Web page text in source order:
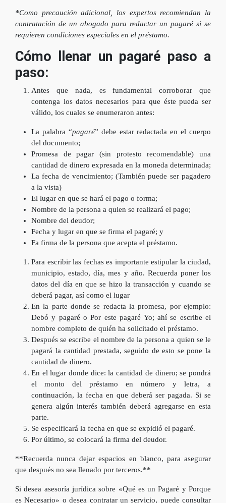
*Como precaución adicional, los expertos recomiendan la
contratación de un abogado para redactar un pagaré si se
requieren condiciones especiales en el préstamo.
Cómo llenar un pagaré paso a
paso:
Antes que nada, es fundamental corroborar que
contenga los datos necesarios para que éste pueda ser
válido, los cuales se enumeraron antes:
La palabra “pagaré” debe estar redactada en el cuerpo
del documento;
Promesa de pagar (sin protesto recomendable) una
cantidad de dinero expresada en la moneda determinada;
La fecha de vencimiento; (También puede ser pagadero
a la vista)
El lugar en que se hará el pago o forma;
Nombre de la persona a quien se realizará el pago;
Nombre del deudor;
Fecha y lugar en que se firma el pagaré; y
Fa firma de la persona que acepta el préstamo.
Para escribir las fechas es importante estipular la ciudad,
municipio, estado, día, mes y año. Recuerda poner los
datos del día en que se hizo la transacción y cuando se
deberá pagar, así como el lugar
En la parte donde se redacta la promesa, por ejemplo:
Debó y pagaré o Por este pagaré Yo; ahí se escribe el
nombre completo de quién ha solicitado el préstamo.
Después se escribe el nombre de la persona a quien se le
pagará la cantidad prestada, seguido de esto se pone la
cantidad de dinero.
En el lugar donde dice: la cantidad de dinero; se pondrá
el monto del préstamo en número y letra, a
continuación, la fecha en que deberá ser pagada. Si se
genera algún interés también deberá agregarse en esta
parte.
Se especificará la fecha en que se expidió el pagaré.
Por último, se colocará la firma del deudor.
**Recuerda nunca dejar espacios en blanco, para asegurar
que después no sea llenado por terceros.**
Si desea asesoría jurídica sobre «Qué es un Pagaré y Porque
es Necesario» o desea contratar un servicio, puede consultar